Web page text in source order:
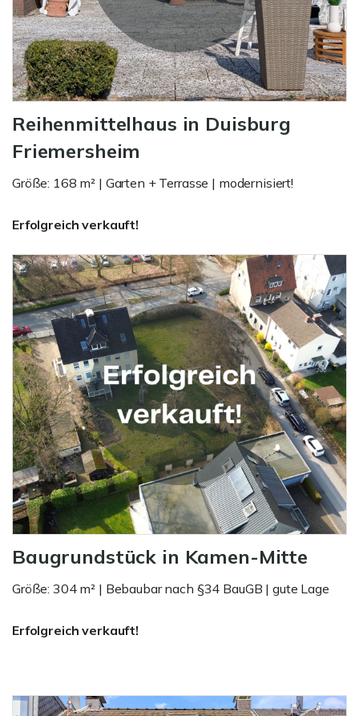
Reihenmittelhaus in Duisburg
Friemersheim
Größe: 168 m² | Garten + Terrasse | modernisiert!
Erfolgreich verkauft!
Baugrundstück in Kamen-Mitte
Größe: 304 m² | Bebaubar nach §34 BauGB | gute Lage
Erfolgreich verkauft!